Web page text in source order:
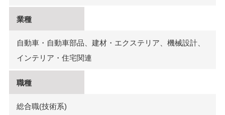
業種
自動車・自動車部品、建材・エクステリア、機械設計、
インテリア・住宅関連
職種
総合職(技術系)